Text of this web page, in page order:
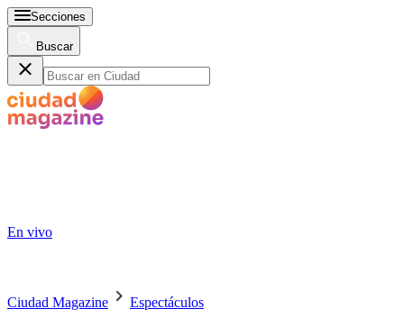
Secciones
Buscar
En vivo
Ciudad Magazine Espectáculos